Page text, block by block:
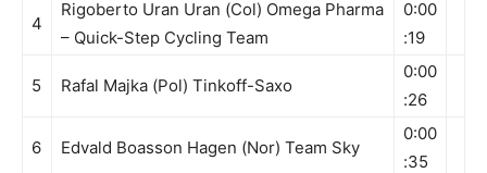
4
Rigoberto Uran Uran (Col) Omega Pharma
– Quick-Step Cycling Team
0:00
:19
5 Rafal Majka (Pol) Tinkoff-Saxo
0:00
:26
6 Edvald Boasson Hagen (Nor) Team Sky
0:00
:35